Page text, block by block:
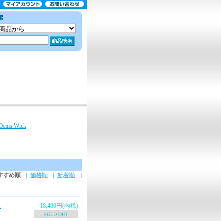
Wick
すめ順 価格順 新着順
]
18,400円(内税)
SOLD OUT